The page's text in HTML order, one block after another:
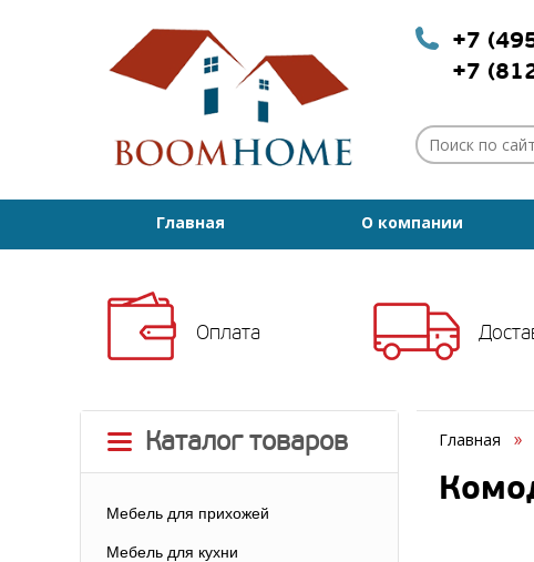
+7
+7
Главная О компании
Оплата
Каталог товаров
Мебель для прихожей
Мебель для кухни
Главная